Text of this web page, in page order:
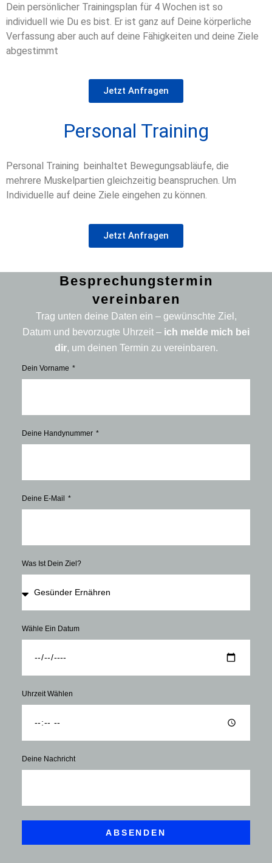
Dein persönlicher Trainingsplan für 4 Wochen ist so
individuell wie Du es bist. Er ist ganz auf Deine körperliche
Verfassung aber auch auf deine Fähigkeiten und deine Ziele
abgestimmt
Jetzt Anfragen
Personal Training
Personal Training beinhaltet Bewegungsabläufe, die
mehrere Muskelpartien gleichzeitig beanspruchen. Um
Individuelle auf deine Ziele eingehen zu können.
Jetzt Anfragen
Besprechungstermin
vereinbaren
Trag unten deine Daten ein – gewünschte Ziel,
Datum und bevorzugte Uhrzeit – ich melde mich bei
dir, um deinen Termin zu vereinbaren.
Dein Vorname
Deine Handynummer
Deine E-Mail
Was Ist Dein Ziel?
Wähle Ein Datum
Uhrzeit Wählen
Deine Nachricht
ABSENDEN